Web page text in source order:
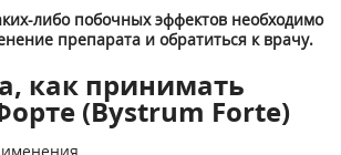
либо побочных эффектов необходимо
препарата и обратиться к врачу.
как принимать
(Bystrum Forte)